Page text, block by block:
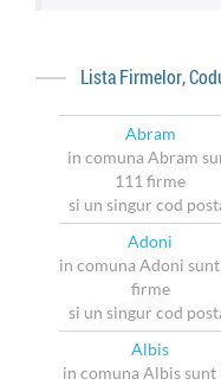
Lista Firmelor,
Abram
in comuna Abram
111 firme
si un singur cod
Adoni
in comuna Adoni
firme
si un singur cod
Albis
in comuna Albis sunt